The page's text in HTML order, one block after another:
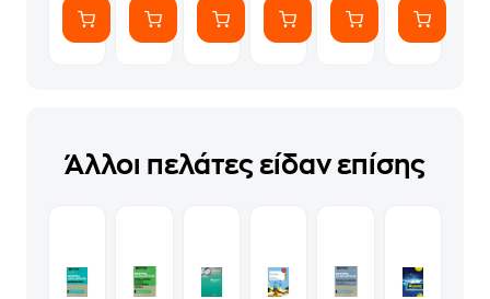
Άλλοι πελάτες είδαν επίσης